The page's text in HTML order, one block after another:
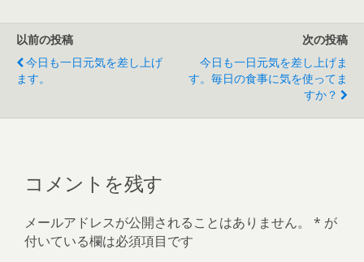
以前の投稿
今日も一日元気を差し上げ
ます。
次の投稿
今日も一日元気を差し上げま
す。毎日の食事に気を使ってま
すか？
コメントを残す
メールアドレスが公開されることはありません。 * が
付いている欄は必須項目です